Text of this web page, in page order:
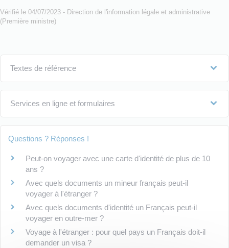
Vérifié le 04/07/2023 - Direction de l'information légale et administrative
(Première ministre)
Textes de référence
Services en ligne et formulaires
Questions ? Réponses !
Peut-on voyager avec une carte d'identité de plus de 10
ans ?
Avec quels documents un mineur français peut-il
voyager à l'étranger ?
Avec quels documents d'identité un Français peut-il
voyager en outre-mer ?
Voyage à l'étranger : pour quel pays un Français doit-il
demander un visa ?